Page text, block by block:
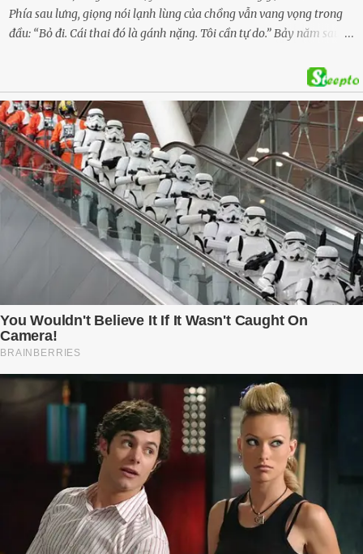
Phía sau lưng, giọng nói lạnh lùng của chồng vẫn vang vọng trong
đầu: “Bỏ đi. Cái thai đó là gánh nặng. Tôi cần tự do.” Bảy năm sau,
kế hoạch được chuẩn bị kỹ lưỡng để người đàn ông phản bội ấy
phải trả giá … Hà Nội, mùa thu năm 2018, cái lạnh len lỏi qua từng
khe cửa gỗ cũ kỹ. Trong một căn biệt thự sang trọng ở phố Tây Hồ,
Ngọc Anh ngồi lặng lẽ trên ghế sofa, tay đặt lên bụng – nơi hai sinh
linh bé bỏng đang lớn dần từng ngày. Cô chưa bao giờ nghĩ mình sẽ
phải sống trong sợ hãi khi mang thai, đặc biệt là sợ… chính chồng
mình. Trí – người chồng mà cô từng yêu đến mù quáng, đã không
còn là người đàn ông của ngày đầu. Thành đạt, quyền lực, nhưng
cũng dối trá và lạnh lùng. Gần đây, anh hay về muộn, thậm chí có
đêm không về. Và rồi, trong một bữa cơm tối vắng lặng, Trí ném